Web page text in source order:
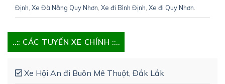
Định Xe Đà Nẵng Quy Nhơn Xe đi Bình Định Xe đi Quy Nhơn
..:: CÁC TUYẾN XE CHÍNH ::..
Xe Hội An đi Buôn Mê Thuột, Đắk Lắk